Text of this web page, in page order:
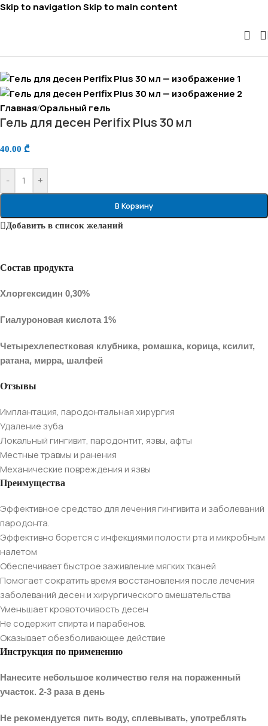
Skip to navigationSkip to main content
Главная/Оральный гель
Гель для десен Perifix Plus 30 мл
40.00 ₾
- +
В Корзину
Добавить в список желаний
Состав продукта
Хлоргексидин 0,30%
Гиалуроновая кислота 1%
Четырехлепестковая клубника, ромашка, корица, ксилит,
ратана, мирра, шалфей
Отзывы
Имплантация, пародонтальная хирургия
Удаление зуба
Локальный гингивит, пародонтит, язвы, афты
Местные травмы и ранения
Механические повреждения и язвы
Преимущества
Эффективное средство для лечения гингивита и заболеваний
пародонта.
Эффективно борется с инфекциями полости рта и микробным
налетом
Обеспечивает быстрое заживление мягких тканей
Помогает сократить время восстановления после лечения
заболеваний десен и хирургического вмешательства
Уменьшает кровоточивость десен
Не содержит спирта и парабенов.
Оказывает обезболивающее действие
Инструкция по применению
Нанесите небольшое количество геля на пораженный
участок. 2-3 раза в день
Не рекомендуется пить воду, сплевывать, употреблять